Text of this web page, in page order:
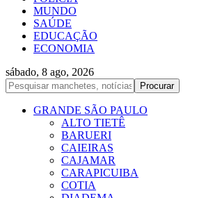
MUNDO
SAÚDE
EDUCAÇÃO
ECONOMIA
sábado, 8 ago, 2026
GRANDE SÃO PAULO
ALTO TIETÊ
BARUERI
CAIEIRAS
CAJAMAR
CARAPICUIBA
COTIA